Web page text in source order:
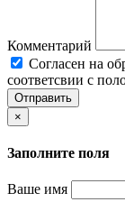
Комментарий
Cогласен на
соответсвии с
Отправить
×
Заполните поля
Ваше имя